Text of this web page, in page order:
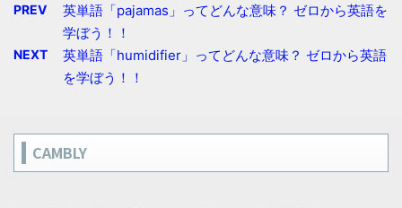
PREV
英単語「pajamas」ってどんな意味？ ゼロから英語を
学ぼう！！
NEXT
英単語「humidifier」ってどんな意味？ ゼロから英語
を学ぼう！！
CAMBLY